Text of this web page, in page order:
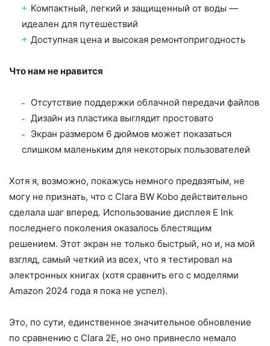
Компактный, легкий и защищенный от воды —
идеален для путешествий
Доступная цена и высокая ремонтопригодность
Что нам не нравится
Отсутствие поддержки облачной передачи файлов
Дизайн из пластика выглядит простовато
Экран размером 6 дюймов может показаться
слишком маленьким для некоторых пользователей
Хотя я, возможно, покажусь немного предвзятым, не
могу не признать, что с Clara BW Kobo действительно
сделала шаг вперед. Использование дисплея E Ink
последнего поколения оказалось блестящим
решением. Этот экран не только быстрый, но и, на мой
взгляд, самый четкий из всех, что я тестировал на
электронных книгах (хотя сравнить его с моделями
Amazon 2024 года я пока не успел).
Это, по сути, единственное значительное обновление
по сравнению с Clara 2E, но оно привнесло немало